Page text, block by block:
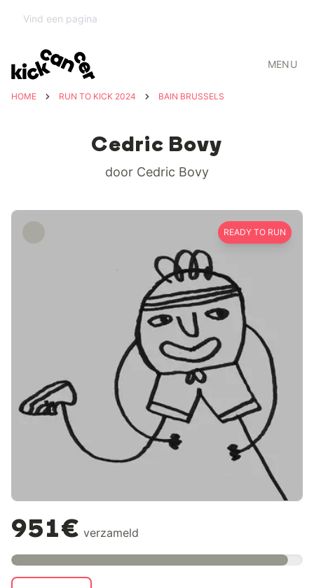
MENU
HOME RUN TO KICK 2024 BAIN BRUSSELS
Cedric Bovy
door Cedric Bovy
READY TO RUN
951€ verzameld